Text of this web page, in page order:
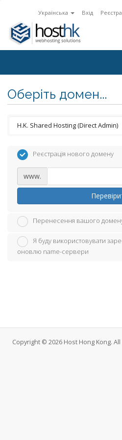
Українська Вхід
Оберіть домен...
Реєстрація нового домену
www.
Перенесення вашого
Я буду використовувати
оновлю name-сервери
Copyright © 2026 Host Hong Kong.